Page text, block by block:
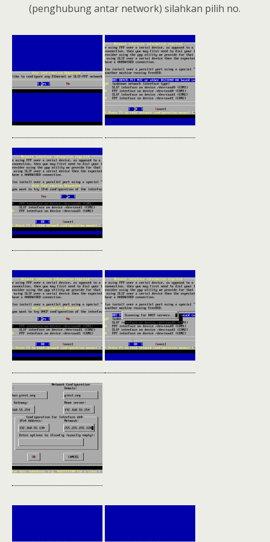
(penghubung antar network) silahkan pilih no.